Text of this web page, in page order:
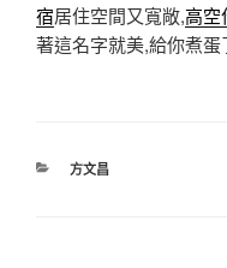
宿居住空間又寬敞,高空
著這名字就美,給你煮
分
方文昌